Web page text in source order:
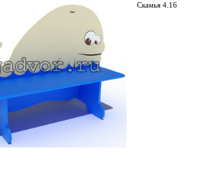
Скамья 4.16